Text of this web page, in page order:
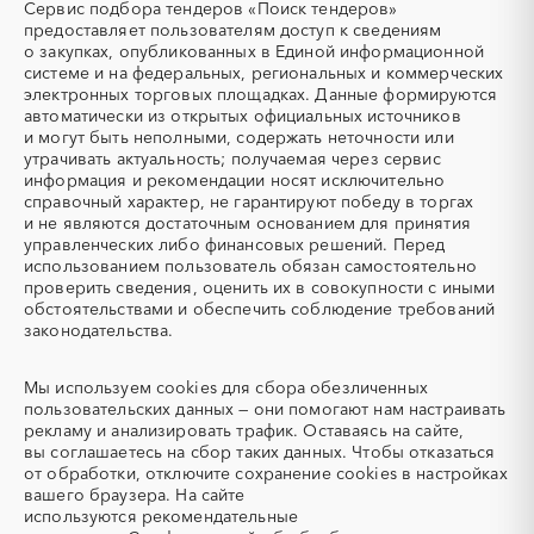
(Теплоэлектронагреватель)
депарафинизации скважин)
УКПГ
ЯТЭК
Аварийные работы
Авиаперевозка
Авиационные работы
Авиационные работы
вертолетами
Автобус
Автовозы
Автогрейдер
Автозапчасти
Автоматизация
Автомобили
Автомобильные весы
Авторский надзор
Автотранспорт
Автоцистерны пожарные
Адсорбенты
Акварель
Аквариумы
Аккумуляторы
Алкогольная продукция
Алмазное бурение
Алмазная резка
Алюминиевые
конструкции
Алюминиевые профили
Московская область
Мурманская область
Ненецкий AО
Нижегородская область
Новгородская область
Новосибирская область
Омская область
Оренбургская область
Орловская область
Пензенская область
Пермский край
Приморский край
Псковская область
Ростовская область
Рязанская область
Самарская область
Саратовская область
Сахалинская область
Свердловская область
Северная Осетия - Алания
Смоленская область
Тверская область
Томская область
Тульская область
Тыва
Тюменская область
Удмуртская республика
Ульяновская область
Хакасия
Ханты-Мансийский
Сервис подбора тендеров «Поиск тендеров»
предоставляет пользователям доступ к сведениям
о закупках, опубликованных в Единой информационной
системе и на федеральных, региональных и коммерческих
электронных торговых площадках. Данные формируются
автоматически из открытых официальных источников
и могут быть неполными, содержать неточности или
утрачивать актуальность; получаемая через сервис
информация и рекомендации носят исключительно
справочный характер, не гарантируют победу в торгах
и не являются достаточным основанием для принятия
управленческих либо финансовых решений. Перед
использованием пользователь обязан самостоятельно
проверить сведения, оценить их в совокупности с иными
обстоятельствами и обеспечить соблюдение требований
законодательства.
Мы используем cookies для сбора обезличенных
пользовательских данных — они помогают нам настраивать
рекламу и анализировать трафик. Оставаясь на сайте,
вы соглашаетесь на сбор таких данных. Чтобы отказаться
от обработки, отключите сохранение cookies в настройках
вашего браузера. На сайте
используются рекомендательные